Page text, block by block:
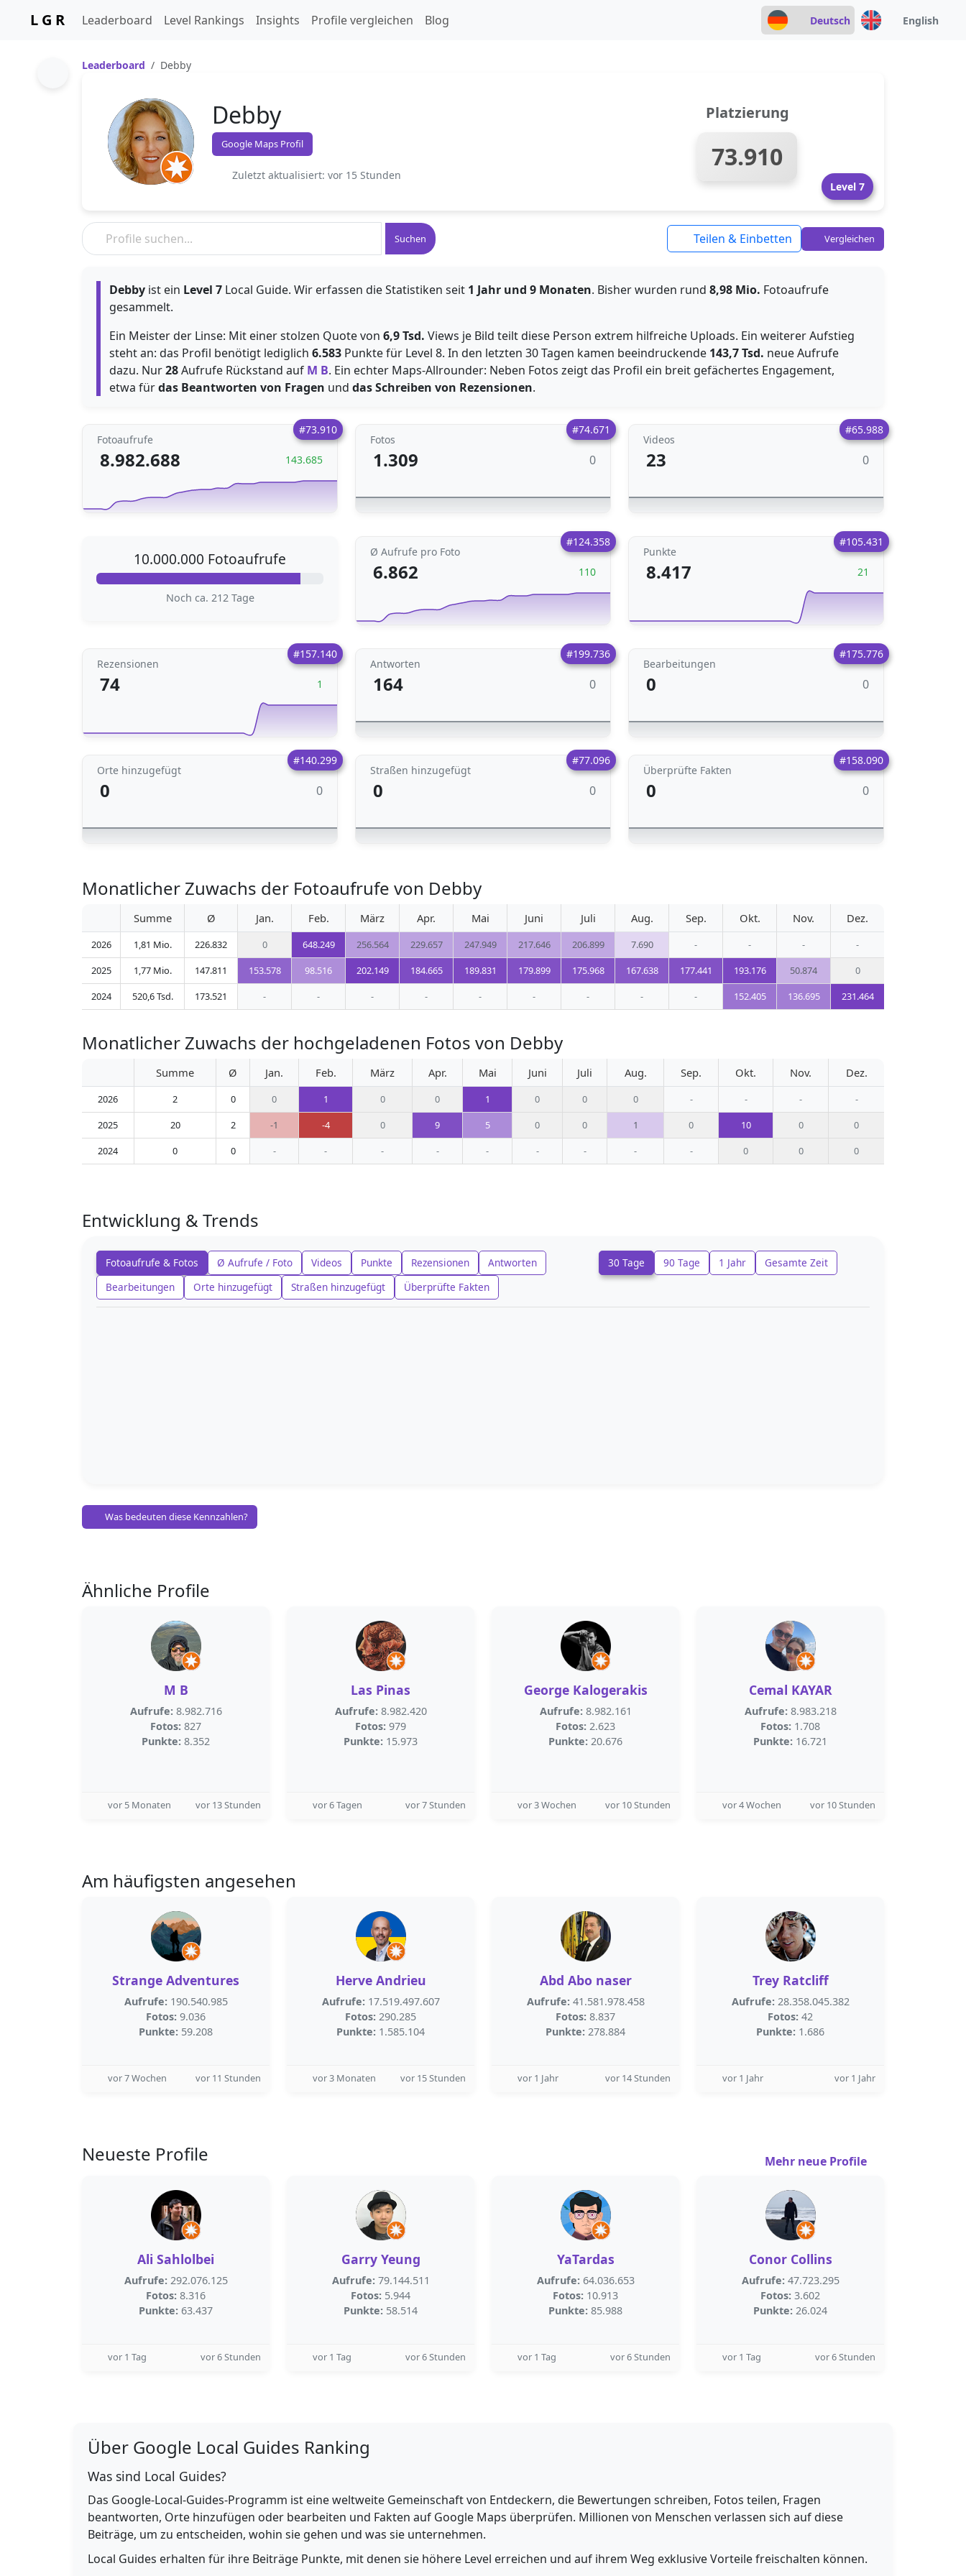
L G R Leaderboard Level Rankings Insights Profile vergleichen Blog Deutsch English
Leaderboard Debby
Debby
Google Maps Profil
Zuletzt aktualisiert: vor 15 Stunden
Platzierung
73.910
Level 7
Suchen Teilen & Einbetten Vergleichen
Debby ist ein Level 7 Local Guide. Wir erfassen die Statistiken seit 1 Jahr und 9 Monaten. Bisher wurden rund 8,98 Mio. Fotoaufrufe
gesammelt.
Ein Meister der Linse: Mit einer stolzen Quote von 6,9 Tsd. Views je Bild teilt diese Person extrem hilfreiche Uploads. Ein weiterer Aufstieg
steht an: das Profil benötigt lediglich 6.583 Punkte für Level 8. In den letzten 30 Tagen kamen beeindruckende 143,7 Tsd. neue Aufrufe
dazu. Nur28Aufrufe Rückstand auf M B. Ein echter Maps-Allrounder: Neben Fotos zeigt das Profil ein breit gefächertes Engagement,
etwa fürdas Beantworten von Fragen und das Schreiben von Rezensionen.
#73.910
Fotoaufrufe
8.982.688 143.685
#74.671
Fotos
1.309 0
#65.988
Videos
23 0
10.000.000 Fotoaufrufe
Noch ca. 212 Tage
#124.358
Ø Aufrufe pro Foto
6.862 110
#105.431
Punkte
8.417 21
#157.140
Rezensionen
74 1
#199.736
Antworten
164 0
#175.776
Bearbeitungen
0 0
#140.299
Orte hinzugefügt
0 0
#77.096
Straßen hinzugefügt
0 0
#158.090
Überprüfte Fakten
0 0
Monatlicher Zuwachs der Fotoaufrufe von Debby
Summe Ø Jan. Feb. März Apr. Mai Juni Juli Aug. Sep. Okt. Nov. Dez.
2026 1,81 Mio. 226.832 0 648.249 256.564 229.657 247.949 217.646 206.899 7.690 - - -
-
2025
1,77 Mio. 147.811 153.578 98.516 202.149 184.665 189.831 179.899 175.968 167.638 177.441 193.176 50.874
0
2024
520,6 Tsd. 173.521 - - - - - - - - - 152.405 136.695 231.464
Monatlicher Zuwachs der hochgeladenen Fotos von Debby
Summe Ø Jan. Feb. März Apr. Mai Juni Juli Aug. Sep. Okt. Nov. Dez.
2026 2 0 0 1 0 0 1 0 0 0 - - -
-
2025
20 2 -1 -4 0 9 5 0 0 1 0 10 0
0
2024
0 0 - - - - - - - - - 0 0 0
Entwicklung & Trends
Fotoaufrufe & Fotos Ø Aufrufe / Foto Videos Punkte Rezensionen
Antworten
Bearbeitungen
Orte hinzugefügt Straßen hinzugefügt Überprüfte Fakten
30 Tage 90 Tage 1 Jahr Gesamte Zeit
Was bedeuten diese Kennzahlen?
Ähnliche Profile
M B
Aufrufe: 8.982.716
Fotos: 827
Punkte: 8.352
vor 5 Monaten vor 13 Stunden
Las Pinas
Aufrufe: 8.982.420
Fotos: 979
Punkte: 15.973
vor 6 Tagen vor 7 Stunden
George Kalogerakis
Aufrufe: 8.982.161
Fotos: 2.623
Punkte: 20.676
vor 3 Wochen vor 10 Stunden
Cemal KAYAR
Aufrufe: 8.983.218
Fotos: 1.708
Punkte: 16.721
vor 4 Wochen vor 10 Stunden
Am häufigsten angesehen
Strange Adventures
Aufrufe: 190.540.985
Fotos: 9.036
Punkte: 59.208
vor 7 Wochen vor 11 Stunden
Herve Andrieu
Aufrufe: 17.519.497.607
Fotos: 290.285
Punkte: 1.585.104
vor 3 Monaten vor 15 Stunden
Abd Abo naser
Aufrufe: 41.581.978.458
Fotos: 8.837
Punkte: 278.884
vor 1 Jahr vor 14 Stunden
Trey Ratcliff
Aufrufe: 28.358.045.382
Fotos: 42
Punkte: 1.686
vor 1 Jahr vor 1 Jahr
Neueste Profile Mehr neue Profile
Ali Sahlolbei
Aufrufe: 292.076.125
Fotos: 8.316
Punkte: 63.437
vor 1 Tag vor 6 Stunden
Garry Yeung
Aufrufe: 79.144.511
Fotos: 5.944
Punkte: 58.514
vor 1 Tag vor 6 Stunden
YaTardas
Aufrufe: 64.036.653
Fotos: 10.913
Punkte: 85.988
vor 1 Tag vor 6 Stunden
Conor Collins
Aufrufe: 47.723.295
Fotos: 3.602
Punkte: 26.024
vor 1 Tag vor 6 Stunden
Über Google Local Guides Ranking
Was sind Local Guides?
Das Google-Local-Guides-Programm ist eine weltweite Gemeinschaft von Entdeckern, die Bewertungen schreiben, Fotos teilen, Fragen
beantworten, Orte hinzufügen oder bearbeiten und Fakten auf Google Maps überprüfen. Millionen von Menschen verlassen sich auf diese
Beiträge, um zu entscheiden, wohin sie gehen und was sie unternehmen.
Local Guides erhalten für ihre Beiträge Punkte, mit denen sie höhere Level erreichen und auf ihrem Weg exklusive Vorteile freischalten können.